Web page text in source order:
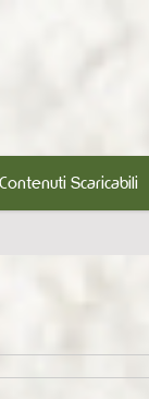
Contenuti Scaricabili